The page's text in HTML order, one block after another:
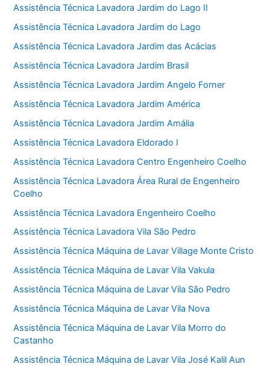
Assistência Técnica Lavadora Jardim do Lago II
Assistência Técnica Lavadora Jardim do Lago
Assistência Técnica Lavadora Jardim das Acácias
Assistência Técnica Lavadora Jardim Brasil
Assistência Técnica Lavadora Jardim Angelo Forner
Assistência Técnica Lavadora Jardim América
Assistência Técnica Lavadora Jardim Amália
Assistência Técnica Lavadora Eldorado I
Assistência Técnica Lavadora Centro Engenheiro Coelho
Assistência Técnica Lavadora Área Rural de Engenheiro
Coelho
Assistência Técnica Lavadora Engenheiro Coelho
Assistência Técnica Lavadora Vila São Pedro
Assistência Técnica Máquina de Lavar Village Monte Cristo
Assistência Técnica Máquina de Lavar Vila Vakula
Assistência Técnica Máquina de Lavar Vila São Pedro
Assistência Técnica Máquina de Lavar Vila Nova
Assistência Técnica Máquina de Lavar Vila Morro do
Castanho
Assistência Técnica Máquina de Lavar Vila José Kalil Aun